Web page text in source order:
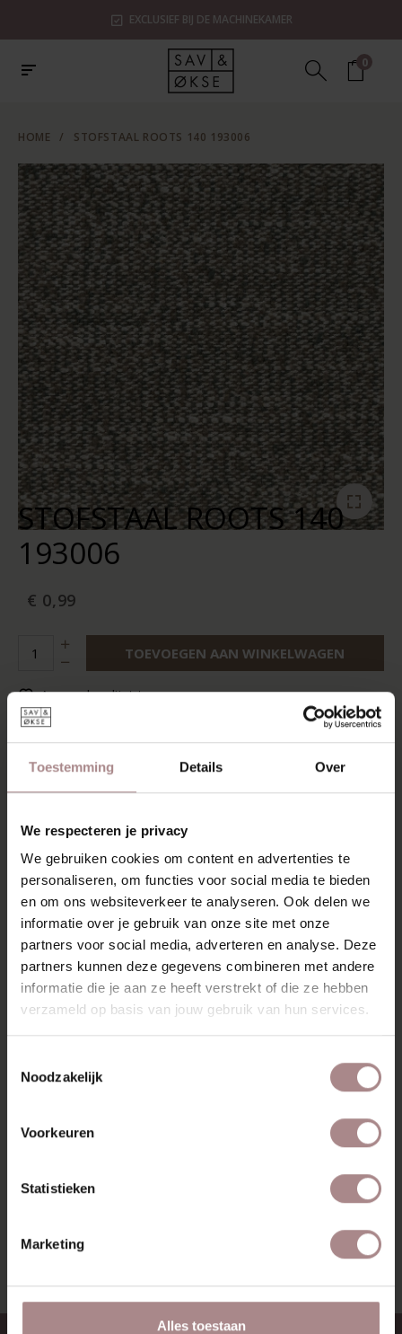
Toestemming Details Over
We respecteren je privacy
We gebruiken cookies om content en advertenties te
personaliseren, om functies voor social media te bieden
en om ons websiteverkeer te analyseren. Ook delen we
informatie over je gebruik van onze site met onze
partners voor social media, adverteren en analyse. Deze
partners kunnen deze gegevens combineren met andere
informatie die je aan ze heeft verstrekt of die ze hebben
verzameld op basis van jouw gebruik van hun services.
Noodzakelijk
Voorkeuren
Statistieken
Marketing
Alles toestaan
EXCLUSIEF BIJ DE MACHINEKAMER
0
HOME / STOFSTAAL ROOTS 140 193006
STOFSTAAL ROOTS 140
193006
€ 0,99
TOEVOEGEN AAN WINKELWAGEN
Aan verlanglijst toevoegen
Op voorraad:
Levertijd: 2-5 werkdagen
STOFSTAAL ROOTS
VANAF